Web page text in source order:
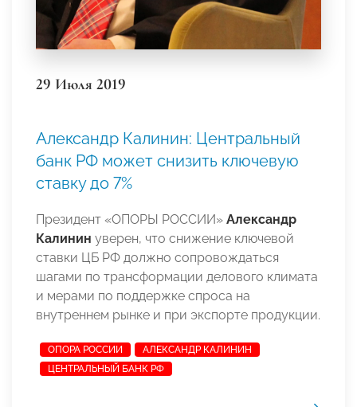
29 Июля 2019
Александр Калинин: Центральный
банк РФ может снизить ключевую
ставку до 7%
Президент «ОПОРЫ РОССИИ» Александр
Калинин уверен, что снижение ключевой
ставки ЦБ РФ должно сопровождаться
шагами по трансформации делового климата
и мерами по поддержке спроса на
внутреннем рынке и при экспорте продукции.
ОПОРА РОССИИ
АЛЕКСАНДР КАЛИНИН
ЦЕНТРАЛЬНЫЙ БАНК РФ